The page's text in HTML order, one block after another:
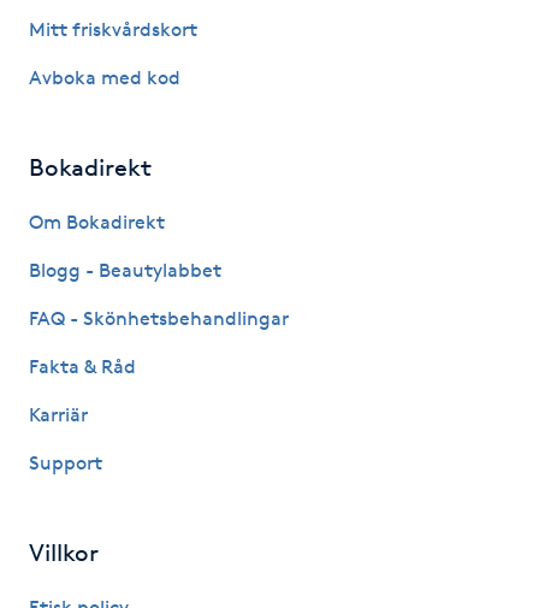
Färgning
Föning
Gellack
Gravidmassage
Mitt friskvårdskort
Avboka med kod
Bokadirekt
Om Bokadirekt
Blogg - Beautylabbet
FAQ - Skönhetsbehandlingar
Fakta & Råd
Karriär
Support
Villkor